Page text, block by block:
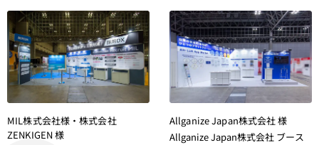
MIL株式会社様・株式会社
ZENKIGEN 様
Allganize Japan株式会社 様
​Allganize Japan株式会社 ブース